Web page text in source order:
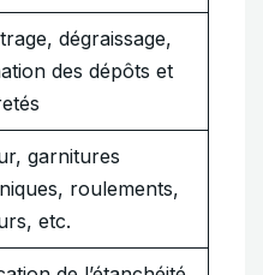
dégraissage,
des dépôts et
garnitures
roulements,
etc.